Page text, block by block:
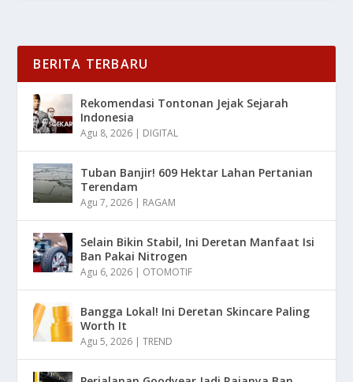
BERITA TERBARU
Rekomendasi Tontonan Jejak Sejarah
Indonesia
Agu 8, 2026 | DIGITAL
Tuban Banjir! 609 Hektar Lahan Pertanian
Terendam
Agu 7, 2026 | RAGAM
Selain Bikin Stabil, Ini Deretan Manfaat Isi
Ban Pakai Nitrogen
Agu 6, 2026 | OTOMOTIF
Bangga Lokal! Ini Deretan Skincare Paling
Worth It
Agu 5, 2026 |TREND